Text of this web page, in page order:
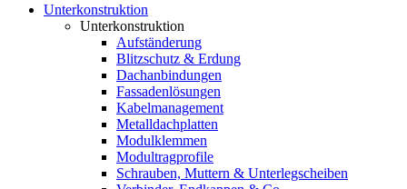
Unterkonstruktion
Unterkonstruktion
Aufständerung
Blitzschutz & Erdung
Dachanbindungen
Fassadenlösungen
Kabelmanagement
Metalldachplatten
Modulklemmen
Modultragprofile
Schrauben, Muttern & Unterlegscheiben